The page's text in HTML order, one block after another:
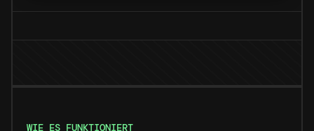
WIE ES FUNKTIONIERT